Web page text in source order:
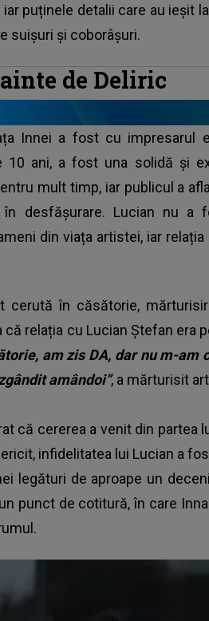
puținele detalii care au ieșit
suișuri și coborâșuri.
de Deliric
Innei a fost cu impresarul
10 ani, a fost una solidă și
mult timp, iar publicul a
desfășurare. Lucian nu a
din viața artistei, iar relația
în căsătorie,
relația cu Lucian Ștefan era
am zis DA, dar nu m-am
amândoi”, a mărturisit
că cererea a venit din partea
infidelitatea lui Lucian a
legături de aproape un
punct de cotitură, în care